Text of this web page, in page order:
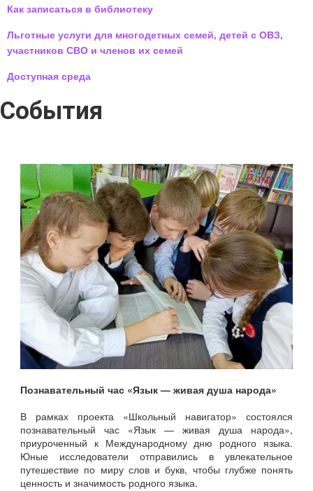
Как записаться в библиотеку
Льготные услуги для многодетных семей, детей с ОВЗ,
участников СВО и членов их семей
Доступная среда
События
Познавательный час «Язык — живая душа народа»
В рамках проекта «Школьный навигатор» состоялся
познавательный час «Язык — живая душа народа»,
приуроченный к Международному дню родного языка.
Юные исследователи отправились в увлекательное
путешествие по миру слов и букв, чтобы глубже понять
ценность и значимость родного языка.